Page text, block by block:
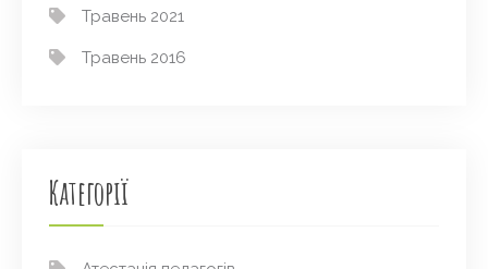
Травень 2021
Травень 2016
Категорії